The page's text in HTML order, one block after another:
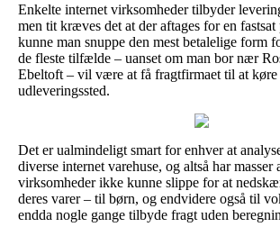
Enkelte internet virksomheder tilbyder
men tit kræves det at der aftages for en
kunne man snuppe den mest betalelige form
de fleste tilfælde – uanset om man bor nær
Ebeltoft – vil være at få fragtfirmaet til at
udleveringssted.
Det er ualmindeligt smart for enhver at
diverse internet varehuse, og altså har masser
virksomheder ikke kunne slippe for at
deres varer – til børn, og endvidere også til
endda nogle gange tilbyde fragt uden